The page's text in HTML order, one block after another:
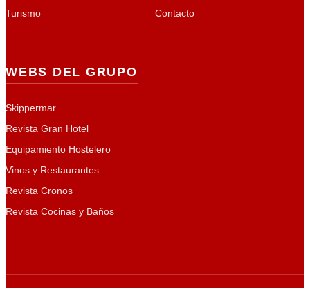
Turismo
Contacto
WEBS DEL GRUPO
Skippermar
Revista Gran Hotel
Equipamiento Hostelero
Vinos y Restaurantes
Revista Cronos
Revista Cocinas y Baños